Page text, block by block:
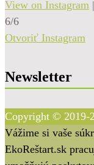
View on Instagram |
6/6
Otvoriť Instagram
Newsletter
Copyright © 2019-
Vážime si vaše
EkoReštart.sk